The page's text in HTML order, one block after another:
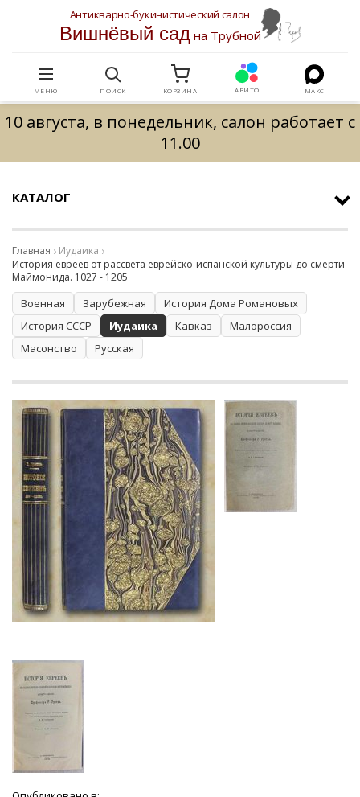
Антикварно-букинистический салон
Вишнёвый садна Трубной
МЕНЮ ПОИСК КОРЗИНА АВИТО МАКС
10 августа, в понедельник, салон работает с
11.00
КАТАЛОГ
Главная
Иудаика
История евреев от рассвета еврейско-испанской культуры до смерти
Маймонида. 1027 - 1205
Военная Зарубежная
История Дома Романовых
История СССР
Иудаика Кавказ
Малороссия
Масонство
Русская